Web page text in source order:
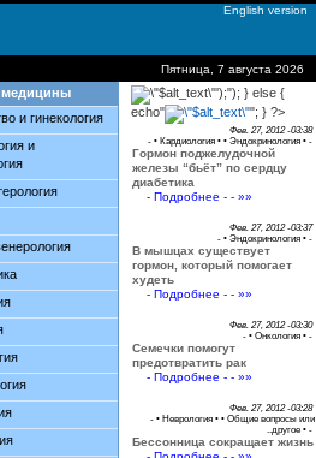
English version
Пятница, 7 августа 2026
медицины
и гинекология
и
');"); } else {
echo"
"; } ?>
Фев. 27, 2012 -03:38
- • Кардиология • • Эндокринология • -
Гормон поджелудочной
железы “бьёт” по сердцу
диабетика
- Подробнее - - »»
Фев. 27, 2012 -03:37
- • Эндокринология • -
В мышцах существует
гормон, который помогает
худеть
- Подробнее - - »»
Фев. 27, 2012 -03:30
- • Онкология • -
Семечки помогут
предотвратить рак
- Подробнее - - »»
Фев. 27, 2012 -03:28
- • Неврология • • Общие вопросы или
..другое • -
Бессонница сокращает жизнь